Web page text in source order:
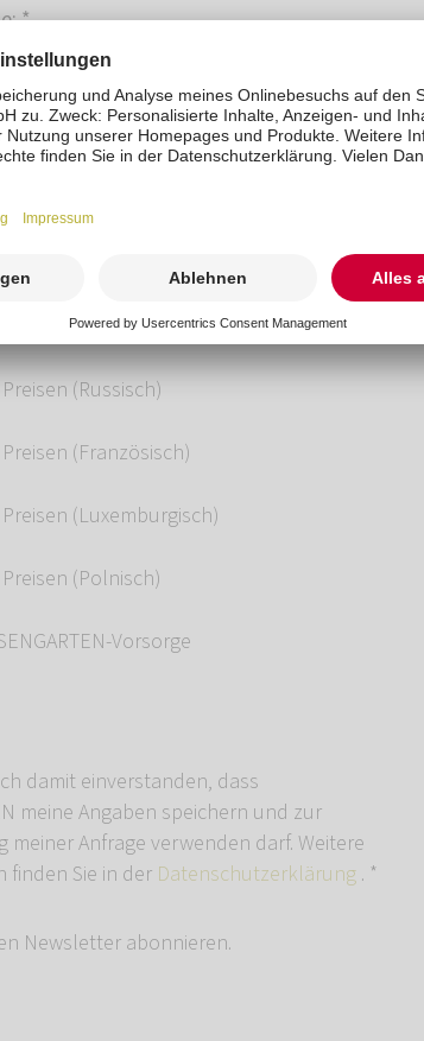
*
mehrere Prospekte
Preisen (Englisch)
(Russisch)
(Französisch)
(Luxemburgisch)
(Polnisch)
Vorsorge
damit einverstanden, dass
meine Angaben speichern und zur
meiner Anfrage verwenden darf. Weitere
finden Sie in der Datenschutzerklärung . *
Newsletter abonnieren.